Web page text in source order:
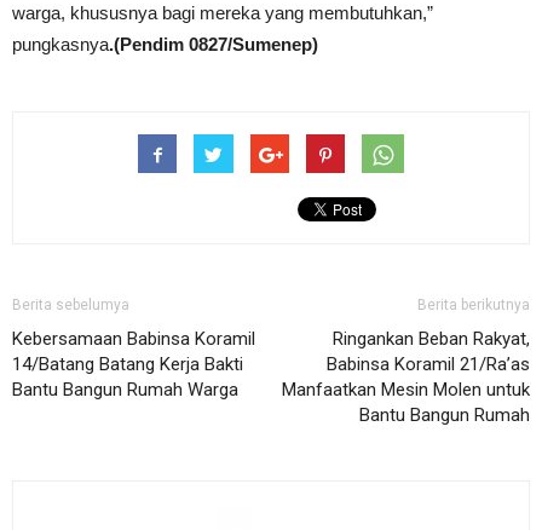
warga, khususnya bagi mereka yang membutuhkan,”
pungkasnya.(Pendim 0827/Sumenep)
Berita sebelumya
Kebersamaan Babinsa Koramil
14/Batang Batang Kerja Bakti
Bantu Bangun Rumah Warga
Berita berikutnya
Ringankan Beban Rakyat,
Babinsa Koramil 21/Ra’as
Manfaatkan Mesin Molen untuk
Bantu Bangun Rumah